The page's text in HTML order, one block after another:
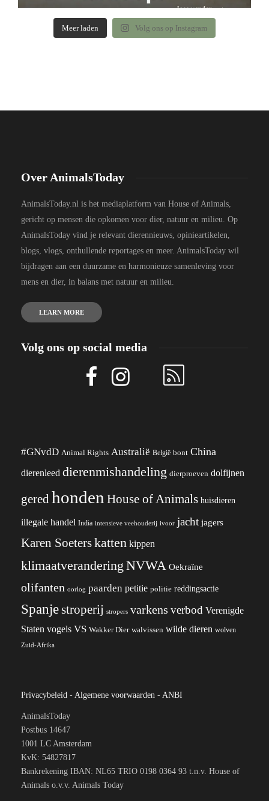
Meer laden Volg ons op Instagram
Over AnimalsToday
AnimalsToday.nl is het mediaplatform van House of Animals,
gericht op mensen die opkomen voor dier, natuur en milieu. Op
AnimalsToday vind je relevant dierennieuws, opinieartikelen,
blogs, vlogs, onthullende reportages en meer. AnimalsToday wil
bijdragen aan een duurzame en harmonieuze samenleving voor
mens en dier, in balans met natuur en milieu.
LEARN MORE
Volg ons op social media
#GNvdD Animal Rights Australië België bont China
dierenleed dierenmishandeling dierproeven dolfijnen
geredhonden House of Animals huisdieren
illegale handel India intensieve veehouderij ivoor jacht jagers
Karen Soeterskatten kippen
klimaatverandering NVWA Oekraïne
olifanten oorlog paarden petitie politie reddingsactie
Spanjestroperij stropers varkens verbod Verenigde
Staten vogels VS Wakker Dier walvissen wilde dieren wolven
Zuid-Afrika
Privacybeleid - Algemene voorwaarden - ANBI
AnimalsToday
Postbus 14647
1001 LC Amsterdam
KvK: 54827817
Bankrekening IBAN: NL65 TRIO 0198 0364 93 t.n.v. House of
Animals o.v.v. Animals Today